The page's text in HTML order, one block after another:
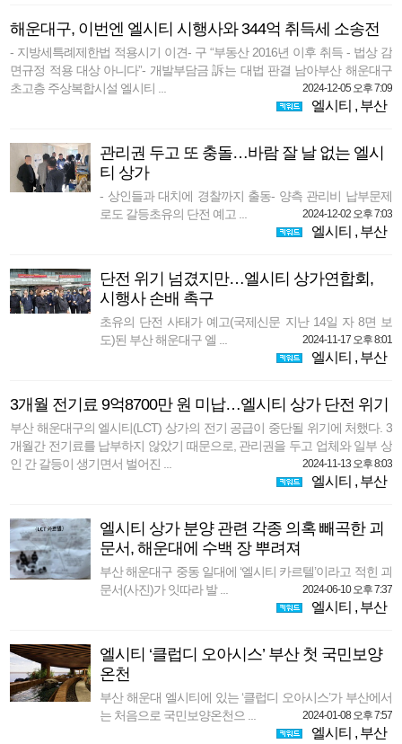
해운대구, 이번엔 엘시티 시행사와 344억 취득세 소송전
- 지방세특례제한법 적용시기 이견- 구 “부동산 2016년 이후 취득 - 법상 감
면규정 적용 대상 아니다”- 개발부담금 訴는 대법 판결 남아부산 해운대구
초고층 주상복합시설 엘시티 ...
2024-12-05 오후 7:09
엘시티 , 부산
관리권 두고 또 충돌…바람 잘 날 없는 엘시
티 상가
- 상인들과 대치에 경찰까지 출동- 양측 관리비 납부문제
로도 갈등초유의 단전 예고 ...
2024-12-02 오후 7:03
엘시티 , 부산
단전 위기 넘겼지만…엘시티 상가연합회,
시행사 손배 촉구
초유의 단전 사태가 예고(국제신문 지난 14일 자 8면 보
도)된 부산 해운대구 엘 ...
2024-11-17 오후 8:01
엘시티 , 부산
3개월 전기료 9억8700만 원 미납…엘시티 상가 단전 위기
부산 해운대구의 엘시티(LCT) 상가의 전기 공급이 중단될 위기에 처했다. 3
개월간 전기료를 납부하지 않았기 때문으로, 관리권을 두고 업체와 일부 상
인 간 갈등이 생기면서 벌어진 ...
2024-11-13 오후 8:03
엘시티 , 부산
엘시티 상가 분양 관련 각종 의혹 빼곡한 괴
문서, 해운대에 수백 장 뿌려져
부산 해운대구 중동 일대에 ‘엘시티 카르텔’이라고 적힌 괴
문서(사진)가 잇따라 발 ...
2024-06-10 오후 7:37
엘시티 , 부산
엘시티 ‘클럽디 오아시스’ 부산 첫 국민보양
온천
부산 해운대 엘시티에 있는 ‘클럽디 오아시스’가 부산에서
는 처음으로 국민보양온천으 ...
2024-01-08 오후 7:57
엘시티 , 부산